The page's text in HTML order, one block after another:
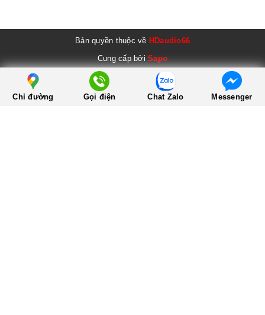
Bản quyền thuộc về HDaudio66
Cung cấp bởiSapo
Chỉ đường Gọi điện Chat Zalo Messenger